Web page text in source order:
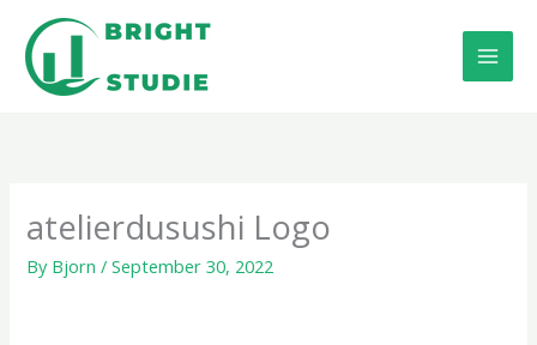
content
atelierdusushi Logo
By Bjorn/September 30, 2022